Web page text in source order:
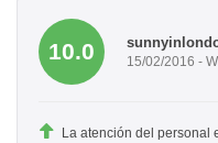
10.0 15/02/2016 -
La atención del personal